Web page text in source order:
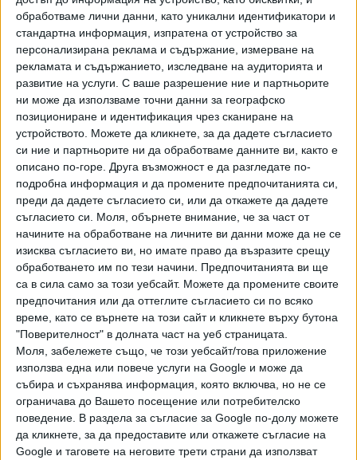
обработваме лични данни, като уникални идентификатори и
стандартна информация, изпратена от устройство за
персонализирана реклама и съдържание, измерване на
рекламата и съдържанието, изследване на аудиторията и
развитие на услуги. С ваше разрешение ние и партньорите
ни може да използваме точни данни за географско
позициониране и идентификация чрез сканиране на
устройството. Можете да кликнете, за да дадете съгласието
си ние и партньорите ни да обработваме данните ви, както е
описано по-горе. Друга възможност е да разгледате по-
подробна информация и да промените предпочитанията си,
преди да дадете съгласието си, или да откажете да дадете
съгласието си. Моля, обърнете внимание, че за част от
начините на обработване на личните ви данни може да не се
изисква съгласието ви, но имате право да възразите срещу
обработването им по тези начини. Предпочитанията ви ще
са в сила само за този уебсайт. Можете да промените своите
предпочитания или да оттеглите съгласието си по всяко
време, като се върнете на този сайт и кликнете върху бутона
"Поверителност" в долната част на уеб страницата.
Моля, забележете също, че този уебсайт/това приложение
използва една или повече услуги на Google и може да
събира и съхранява информация, която включва, но не се
ограничава до Вашето посещение или потребителско
поведение. В раздела за съгласие за Google по-долу можете
да кликнете, за да предоставите или откажете съгласие на
Google и таговете на неговите трети страни да използват
на стълбите на Парламента. В танца се включиха и други
членове на парламентарната група на партия „Тиса“,
както и децата на новия премиер.
Жолт Хегедюш е уважаван ортопед, а вече е и номиниран
за министър на здравеопазването в новото
правителство. По унгараските закони, вчера бе избран
само премиерът Мадяр, който сега трябва официално да
предложи имената на своите министри на президента на
републиката. След като президентът подпише указите
за назначаването им, те трябва да положатотделна
клетва пред парламента.
Последвайте ни и в
Ако искате да подкрепите независимата
и качествена журналистика в “Сега”,
можете да направите дарение през
PayPal
Ключови думи: Петер Мадяр,Тиса,Унгария